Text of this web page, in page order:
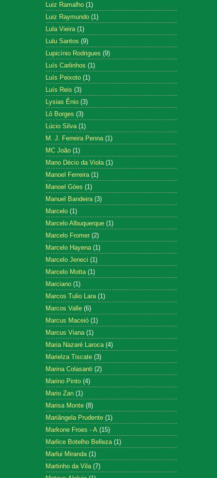
Luiz Ramalho (1)
Luiz Raymundo (1)
Lula Vieira (1)
Lulu Santos (9)
Lupicínio Rodrigues (9)
Luís Carlinhos (1)
Luís Peixoto (1)
Luís Reis (3)
Lysias Ênio (3)
Lô Borges (3)
Lúcio Silva (1)
M. J. Ferreira Penna (1)
MC João (1)
Mano Décio da Viola (1)
Manoel Ferreira (1)
Manoel Góes (1)
Manuel Bandeira (3)
Marcelo (1)
Marcelo Albuquerque (1)
Marcelo Fromer (2)
Marcelo Hayena (1)
Marcelo Jeneci (1)
Marcelo Motta (1)
Marciano (1)
Marcos Tulio Lara (1)
Marcos Valle (6)
Marcus Maceió (1)
Marcus Viana (1)
Maria Nazaré Laroca (4)
Marielza Tiscate (3)
Marina Colasanti (2)
Marino Pinto (4)
Mario Zan (1)
Marisa Monte (8)
Mariângela Prudente (1)
Markone Froes - A (15)
Marlice Botelho Belleza (1)
Marlui Miranda (1)
Martinho da Vila (7)